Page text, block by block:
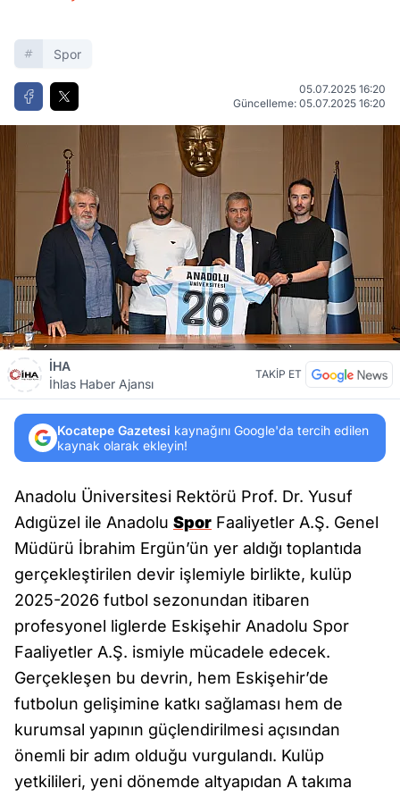
Spor
05.07.2025 16:20
Güncelleme: 05.07.2025 16:20
İHA
İhlas Haber Ajansı
TAKİP ET
Kocatepe Gazetesi kaynağını Google'da tercih edilen
kaynak olarak ekleyin!
Anadolu Üniversitesi Rektörü Prof. Dr. Yusuf
Adıgüzel ile Anadolu Spor Faaliyetler A.Ş. Genel
Müdürü İbrahim Ergün’ün yer aldığı toplantıda
gerçekleştirilen devir işlemiyle birlikte, kulüp
2025-2026 futbol sezonundan itibaren
profesyonel liglerde Eskişehir Anadolu Spor
Faaliyetler A.Ş. ismiyle mücadele edecek.
Gerçekleşen bu devrin, hem Eskişehir’de
futbolun gelişimine katkı sağlaması hem de
kurumsal yapının güçlendirilmesi açısından
önemli bir adım olduğu vurgulandı. Kulüp
yetkilileri, yeni dönemde altyapıdan A takıma